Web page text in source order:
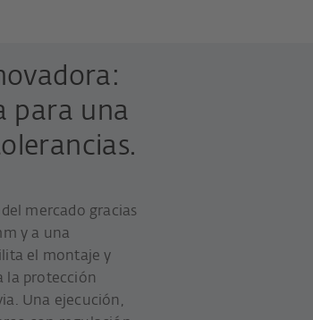
para una
mercado gracias
y a una
el montaje y
la protección
Una ejecución,